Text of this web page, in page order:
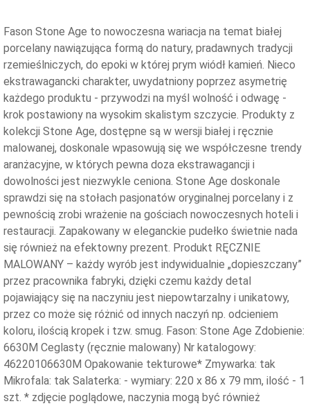
Fason Stone Age to nowoczesna wariacja na temat białej
porcelany nawiązująca formą do natury, pradawnych tradycji
rzemieślniczych, do epoki w której prym wiódł kamień. Nieco
ekstrawagancki charakter, uwydatniony poprzez asymetrię
każdego produktu - przywodzi na myśl wolność i odwagę -
krok postawiony na wysokim skalistym szczycie. Produkty z
kolekcji Stone Age, dostępne są w wersji białej i ręcznie
malowanej, doskonale wpasowują się we współczesne trendy
aranżacyjne, w których pewna doza ekstrawagancji i
dowolności jest niezwykle ceniona. Stone Age doskonale
sprawdzi się na stołach pasjonatów oryginalnej porcelany i z
pewnością zrobi wrażenie na gościach nowoczesnych hoteli i
restauracji. Zapakowany w eleganckie pudełko świetnie nada
się również na efektowny prezent. Produkt RĘCZNIE
MALOWANY – każdy wyrób jest indywidualnie „dopieszczany”
przez pracownika fabryki, dzięki czemu każdy detal
pojawiający się na naczyniu jest niepowtarzalny i unikatowy,
przez co może się różnić od innych naczyń np. odcieniem
koloru, ilością kropek i tzw. smug. Fason: Stone Age Zdobienie:
6630M Ceglasty (ręcznie malowany) Nr katalogowy:
46220106630M Opakowanie tekturowe* Zmywarka: tak
Mikrofala: tak Salaterka: - wymiary: 220 x 86 x 79 mm, ilość - 1
szt. * zdjęcie poglądowe, naczynia mogą być również